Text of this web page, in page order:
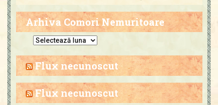
Arhiva Comori Nemuritoare
h
i
a
Flux necunoscut
Flux necunoscut